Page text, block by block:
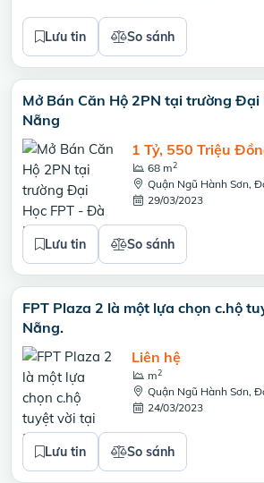
Lưu tin So sánh
Mở Bán Căn Hộ 2PN tại trường Đại
Nẵng
1 Tỷ, 550 Triệu
68 m2
Quận Ngũ Hành Sơn,
29/03/2023
Lưu tin So sánh
FPT Plaza 2 là một lựa chọn c.hộ
Nẵng.
Liên hệ
m2
Quận Ngũ Hành Sơn,
24/03/2023
Lưu tin So sánh